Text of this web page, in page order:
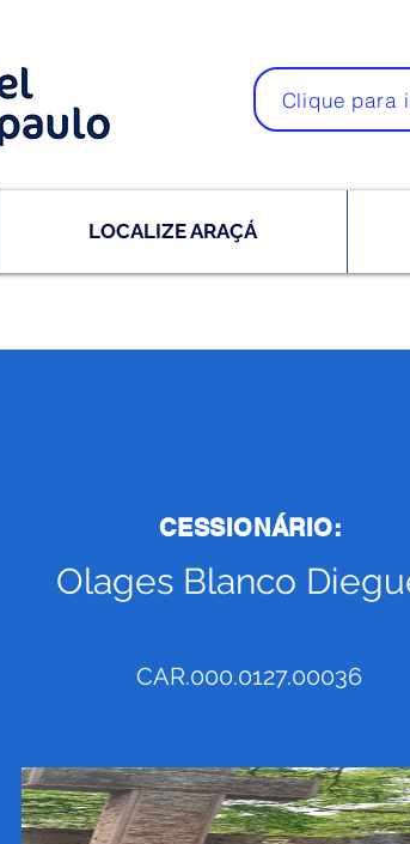
Clique para
LOCALIZE ARAÇÁ
CESSIONÁRIO:
Olages Blanco
CAR.000.0127.00036